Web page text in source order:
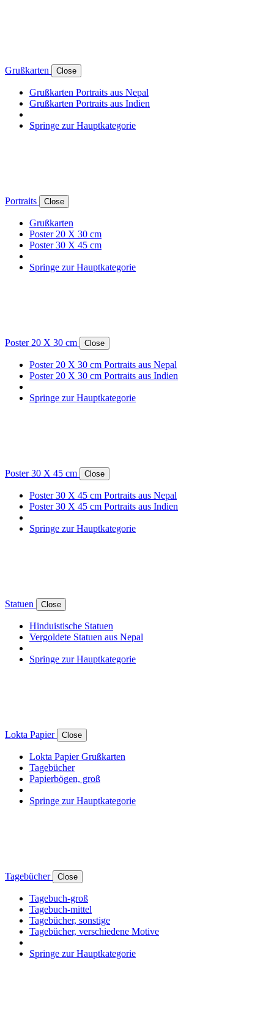
Grußkarten Close
Grußkarten Portraits aus Nepal
Grußkarten Portraits aus Indien
Springe zur Hauptkategorie
Portraits Close
Grußkarten
Poster 20 X 30 cm
Poster 30 X 45 cm
Springe zur Hauptkategorie
Poster 20 X 30 cm Close
Poster 20 X 30 cm Portraits aus Nepal
Poster 20 X 30 cm Portraits aus Indien
Springe zur Hauptkategorie
Poster 30 X 45 cm Close
Poster 30 X 45 cm Portraits aus Nepal
Poster 30 X 45 cm Portraits aus Indien
Springe zur Hauptkategorie
Statuen Close
Hinduistische Statuen
Vergoldete Statuen aus Nepal
Springe zur Hauptkategorie
Lokta Papier Close
Lokta Papier Grußkarten
Tagebücher
Papierbögen, groß
Springe zur Hauptkategorie
Tagebücher Close
Tagebuch-groß
Tagebuch-mittel
Tagebücher, sonstige
Tagebücher, verschiedene Motive
Springe zur Hauptkategorie